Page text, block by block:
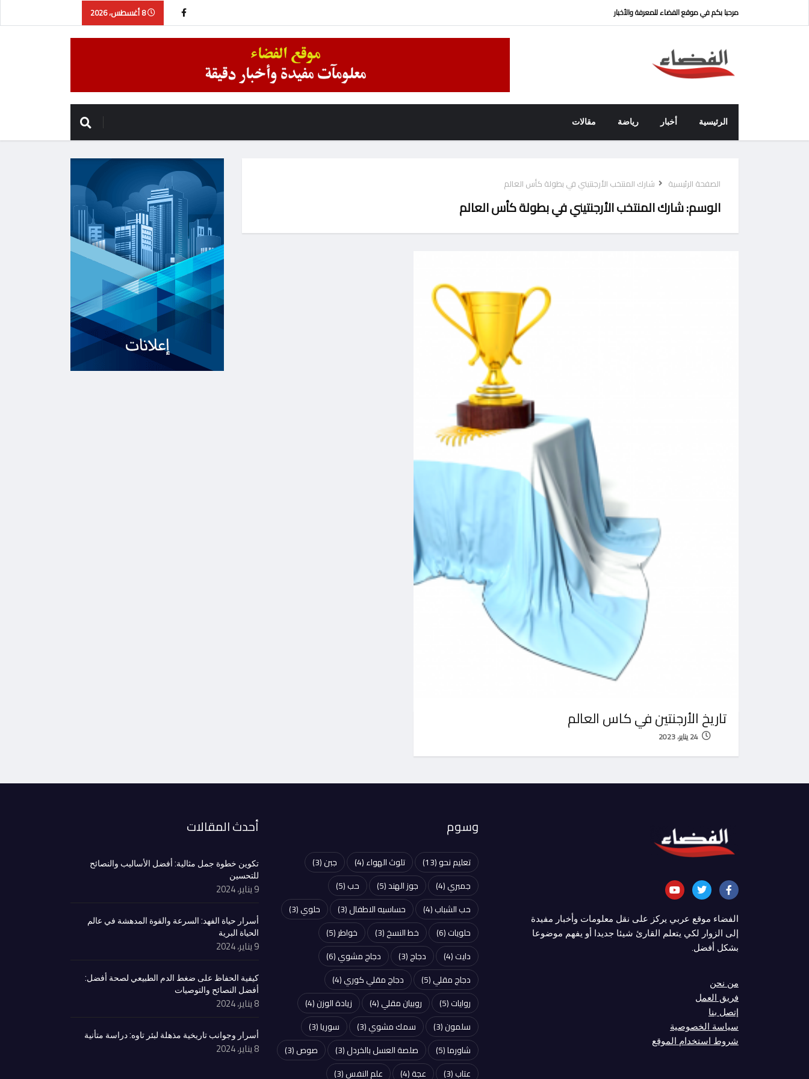
مرحبا بكم في موقع الفضاء للمعرفة والأخبار 8 أغسطس، 2026
الرئيسية أخبار رياضة مقالات
الصفحة الرئيسية شارك المنتخب الأرجنتيني في بطولة كأس العالم
الوسم:شارك المنتخب الأرجنتيني في بطولة كأس العالم
تاريخ الأرجنتين في كاس العالم
24 يناير، 2023
الفضاء موقع عربي يركز على نقل معلومات وأخبار مفيدة
إلى الزوار لكي يتعلم القارئ شيئا جديدا أو يفهم موضوعا
بشكل أفضل.
من نحن
فريق العمل
إتصل بنا
سياسة الخصوصية
شروط استخدام الموقع
وسوم
تعليم نحو(13) تلوث الهواء(4) جبن(3)
جمبري(4) جوز الهند(5) حب(5)
حب الشباب(4) حساسيه الاطفال(3) حلوي(3)
حلويات(6) خط النسخ(3) خواطر(5)
دايت(4) دجاج(3) دجاج مشوي(6)
دجاج مقلي(5) دجاج مقلي كوري(4)
روايات(5) روبيان مقلي(4) زيادة الوزن(4)
سلمون(3) سمك مشوي(3) سوريا(3)
شاورما(5) صلصة العسل بالخردل(3) صوص(3)
عتاب(3) عجة(4) علم النفس(3)
أحدث المقالات
تكوين خطوة جمل مثالية: أفضل الأساليب والنصائح
للتحسين
9 يناير، 2024
أسرار حياة الفهد: السرعة والقوة المدهشة في عالم
الحياة البرية
9 يناير، 2024
كيفية الحفاظ على ضغط الدم الطبيعي لصحة أفضل:
أفضل النصائح والتوصيات
8 يناير، 2024
أسرار وجوانب تاريخية مذهلة لبئر تاوه: دراسة متأنية
8 يناير، 2024